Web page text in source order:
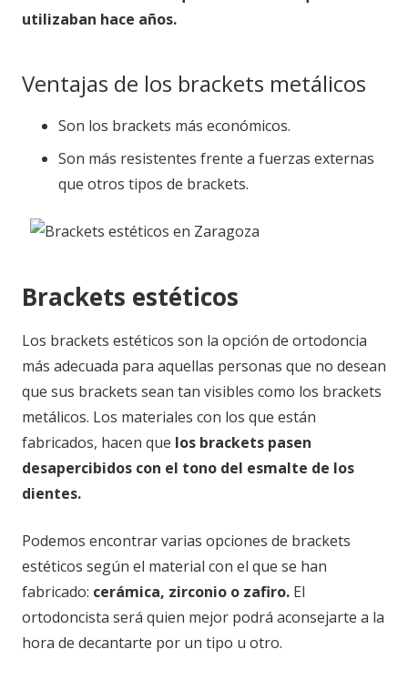
utilizaban hace años.
Ventajas de los brackets metálicos
Son los brackets más económicos.
Son más resistentes frente a fuerzas externas
que otros tipos de brackets.
Brackets estéticos
Los brackets estéticos son la opción de ortodoncia
más adecuada para aquellas personas que no desean
que sus brackets sean tan visibles como los brackets
metálicos. Los materiales con los que están
fabricados, hacen que los brackets pasen
desapercibidos con el tono del esmalte de los
dientes.
Podemos encontrar varias opciones de brackets
estéticos según el material con el que se han
fabricado: cerámica, zirconio o zafiro. El
ortodoncista será quien mejor podrá aconsejarte a la
hora de decantarte por un tipo u otro.